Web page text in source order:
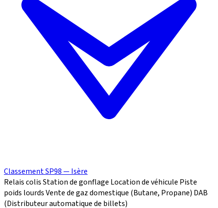
Classement SP98 — Isère
Relais colisStation de gonflage Location de véhicule Piste
poids lourdsVente de gaz domestique (Butane, Propane) DAB
(Distributeur automatique de billets)